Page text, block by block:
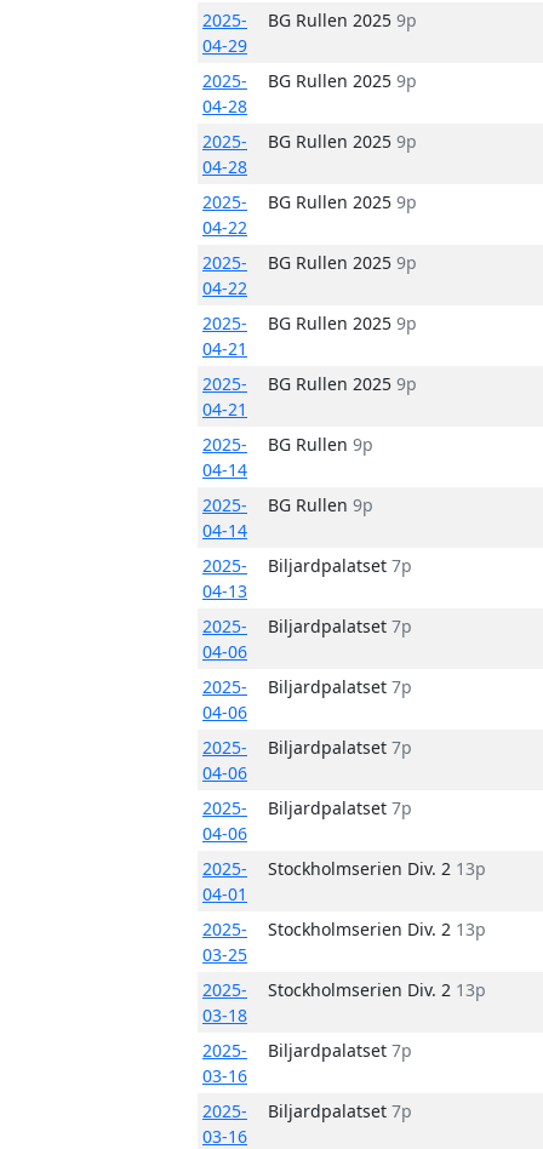
2025-
04-29
BG Rullen 2025 9p
2025-
04-28
BG Rullen 2025 9p
2025-
04-28
BG Rullen 2025 9p
2025-
04-22
BG Rullen 2025 9p
2025-
04-22
BG Rullen 2025 9p
2025-
04-21
BG Rullen 2025 9p
2025-
04-21
BG Rullen 2025 9p
2025-
04-14
BG Rullen 9p
2025-
04-14
BG Rullen 9p
2025-
04-13
Biljardpalatset 7p
2025-
04-06
Biljardpalatset 7p
2025-
04-06
Biljardpalatset 7p
2025-
04-06
Biljardpalatset 7p
2025-
04-06
Biljardpalatset 7p
2025-
04-01
Stockholmserien Div. 2 13p
2025-
03-25
Stockholmserien Div. 2 13p
2025-
03-18
Stockholmserien Div. 2 13p
2025-
03-16
Biljardpalatset 7p
2025-
03-16
Biljardpalatset 7p